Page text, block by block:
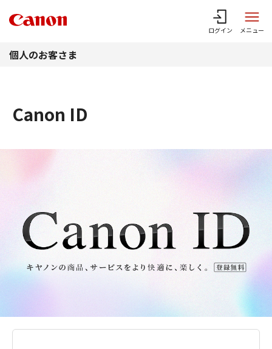
ログイン メニュー
個人のお客さま
Canon ID